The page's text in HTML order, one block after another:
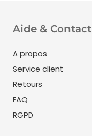
Aide & Contact
A propos
Service client
Retours
FAQ
RGPD